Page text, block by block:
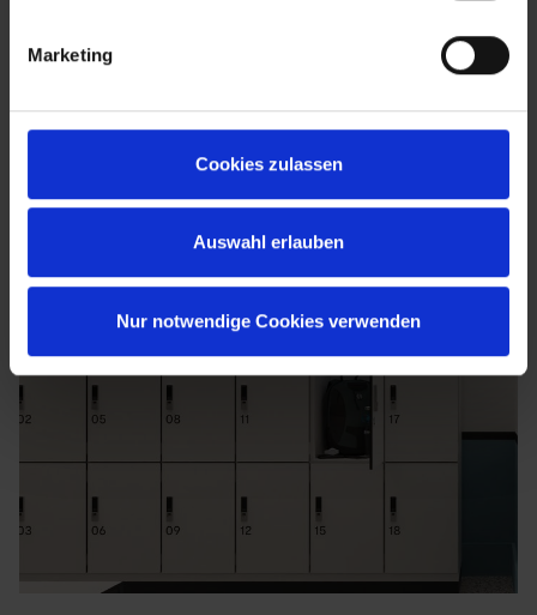
Marketing
Cookies zulassen
Auswahl erlauben
Nur notwendige Cookies verwenden